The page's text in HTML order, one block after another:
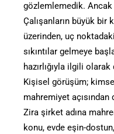
gözlemlemedik. Ancak
Çalışanların büyük bir
üzerinden, uç
sıkıntılar gelmeye
hazırlığıyla ilgili
Kişisel görüşüm;
mahremiyet açısından
Zira şirket adına
konu, evde eşin-